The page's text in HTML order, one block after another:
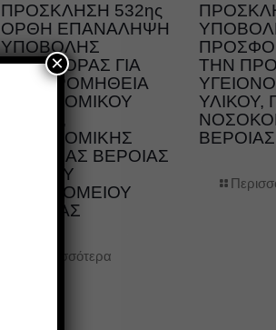
ΠΡΟΣΚΛΗΣΗ 532ης
ΟΡΘΗ ΕΠΑΝΑΛΗΨΗ
ΥΠΟΒΟΛΗΣ
ΠΡΟΣΦΟΡΑΣ ΓΙΑ
ΤΗΝ ΠΡΟΜΗΘΕΙΑ
ΥΓΕΙΟΝΟΜΙΚΟΥ
ΥΛΙΚΟΥ,
ΥΓΕΙΟΝΟΜΙΚΗΣ
ΜΟΝΑΔΑΣ ΒΕΡΟΙΑΣ
ΓΕΝΙΚΟΥ
ΝΟΣΟΚΟΜΕΙΟΥ
ΗΜΑΘΙΑΣ
Περισσότερα
ΤΗΝ
ΥΛΙΚΟΥ,
ΒΕΡΟΙΑΣ
×